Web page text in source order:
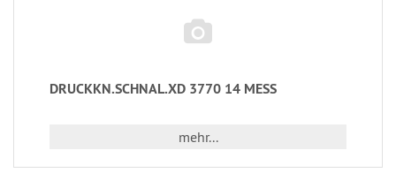
DRUCKKN.SCHNAL.XD 3770 14 MESS
mehr...